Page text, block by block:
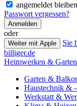
angemeldet bleiben
Passwort vergessen?
Anmelden
oder
Weiter mit Apple
Sie
billiger.de
Heimwerken & Garten
Garten &
Haustechnik &
Werkstatt &